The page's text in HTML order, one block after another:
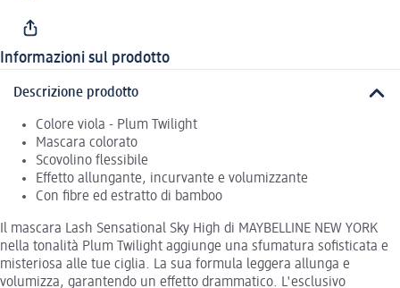
Informazioni sul prodotto
Descrizione prodotto
Colore viola - Plum Twilight
Mascara colorato
Scovolino flessibile
Effetto allungante, incurvante e volumizzante
Con fibre ed estratto di bamboo
Il mascara Lash Sensational Sky High di MAYBELLINE NEW YORK
nella tonalità Plum Twilight aggiunge una sfumatura sofisticata e
misteriosa alle tue ciglia. La sua formula leggera allunga e
volumizza, garantendo un effetto drammatico. L'esclusivo